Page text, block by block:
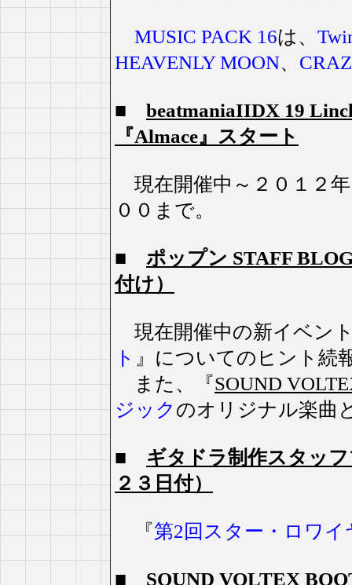
MUSIC PACK 16は、
HEAVENLY MOON、
■ beatmaniaIIDX 19
『Almace』スタート
現在開催中～２０１２
００まで。
■ ポップン STAFF
付け）
現在開催中の新イベン
ト 』についてのヒント続
また、『SOUND
ジック のオリジナル楽曲
■ ギタドラ制作スタッ
２３日付）
『第2回スター・ロワイ
■ SOUND VOLTEX